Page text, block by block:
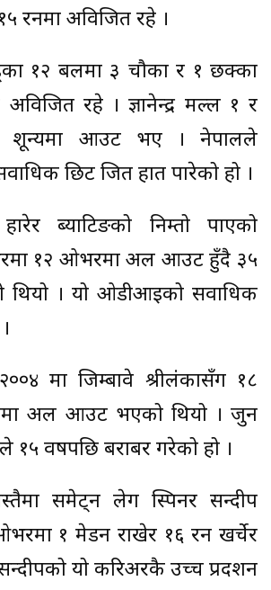
रनमा अविजित रहे ।
१२ बलमा ३ चौका र १ छक्का
रहे । ज्ञानेन्द्र मल्ल १ र
शून्यमा आउट भए । नेपालले
छिट जित हात पारेको हो ।
ब्याटिङको निम्तो पाएको
१२ ओभरमा अल आउट हुँदै ३५
थियो । यो ओडीआईको सर्वाधिक
मा जिम्बावे श्रीलंकासँग १८
अल आउट भएको थियो । जुन
१५ वर्षपछि बराबर गरेको हो ।
समेट्न लेग स्पिनर सन्दीप
१ मेडन राखेर १६ रन खर्चेर
यो करिअरकै उच्च प्रर्दशन